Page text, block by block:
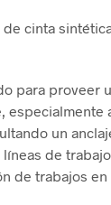
de cinta
para proveer
un
líneas de
de trabajos en